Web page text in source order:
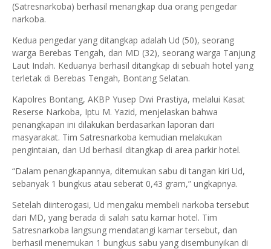
(Satresnarkoba) berhasil menangkap dua orang pengedar
narkoba.
Kedua pengedar yang ditangkap adalah Ud (50), seorang
warga Berebas Tengah, dan MD (32), seorang warga Tanjung
Laut Indah. Keduanya berhasil ditangkap di sebuah hotel yang
terletak di Berebas Tengah, Bontang Selatan.
Kapolres Bontang, AKBP Yusep Dwi Prastiya, melalui Kasat
Reserse Narkoba, Iptu M. Yazid, menjelaskan bahwa
penangkapan ini dilakukan berdasarkan laporan dari
masyarakat. Tim Satresnarkoba kemudian melakukan
pengintaian, dan Ud berhasil ditangkap di area parkir hotel.
“Dalam penangkapannya, ditemukan sabu di tangan kiri Ud,
sebanyak 1 bungkus atau seberat 0,43 gram,” ungkapnya.
Setelah diinterogasi, Ud mengaku membeli narkoba tersebut
dari MD, yang berada di salah satu kamar hotel. Tim
Satresnarkoba langsung mendatangi kamar tersebut, dan
berhasil menemukan 1 bungkus sabu yang disembunyikan di